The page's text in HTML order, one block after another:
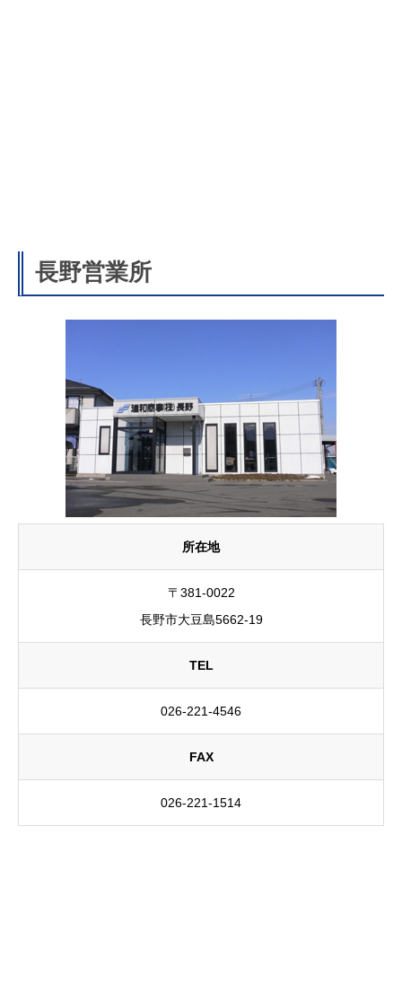
長野営業所
所在地
〒381-0022
長野市大豆島5662-19
TEL
026-221-4546
FAX
026-221-1514